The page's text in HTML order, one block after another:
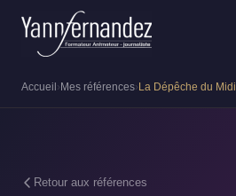
Accueil › Mes références› La Dépêche du Midi
Retour aux références